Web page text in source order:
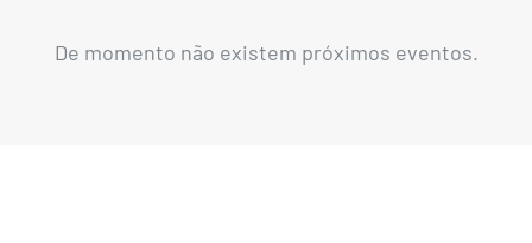
De momento não existem próximos eventos.